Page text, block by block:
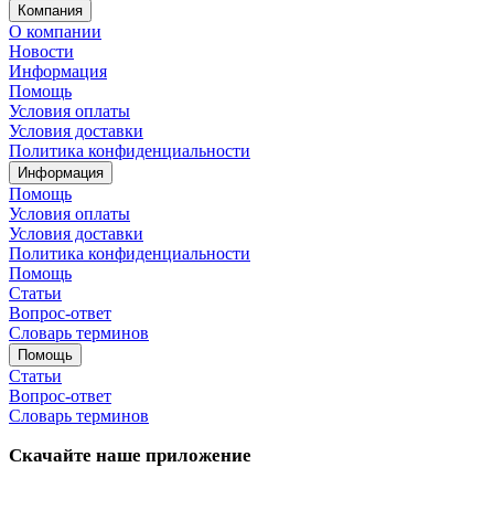
Компания
О компании
Новости
Информация
Помощь
Условия оплаты
Условия доставки
Политика конфиденциальности
Информация
Помощь
Условия оплаты
Условия доставки
Политика конфиденциальности
Помощь
Статьи
Вопрос-ответ
Словарь терминов
Помощь
Статьи
Вопрос-ответ
Словарь терминов
Скачайте наше приложение